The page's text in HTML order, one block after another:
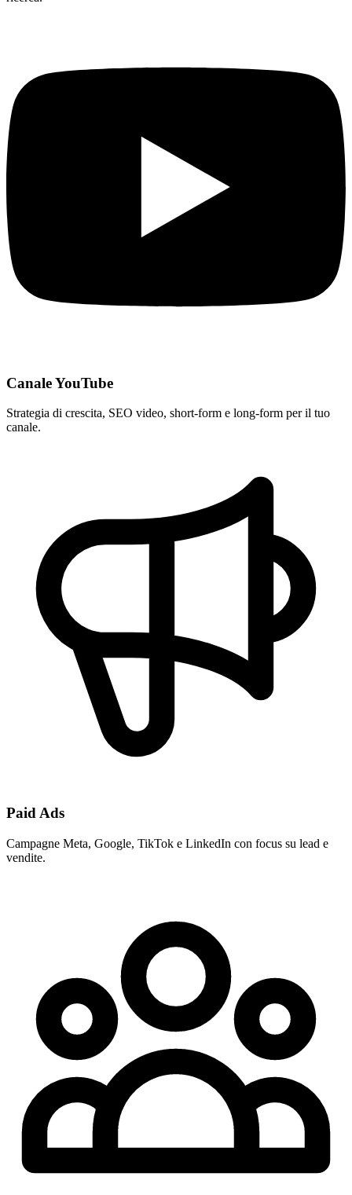
Canale YouTube
Strategia di crescita, SEO video, short-form e long-form per il tuo
canale.
Paid Ads
Campagne Meta, Google, TikTok e LinkedIn con focus su lead e
vendite.